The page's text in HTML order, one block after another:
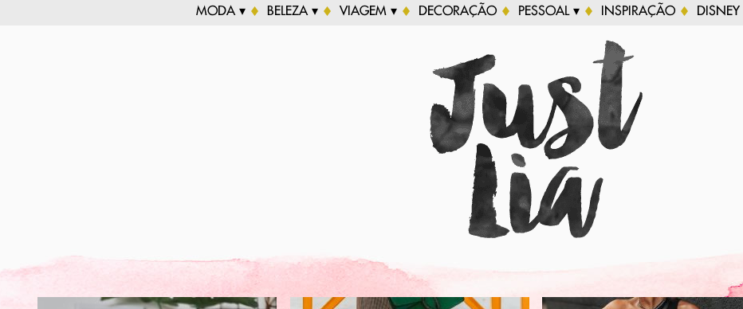
MODA ▾ BELEZA ▾ VIAGEM ▾ DECORAÇÃO PESSOAL ▾ INSPIRAÇÃO DISNEY